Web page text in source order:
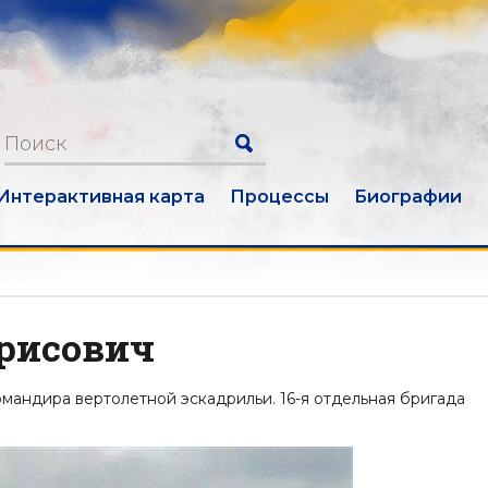
карта Процессы Биографии
вертолетной эскадрильи. 16-я отдельная бригада